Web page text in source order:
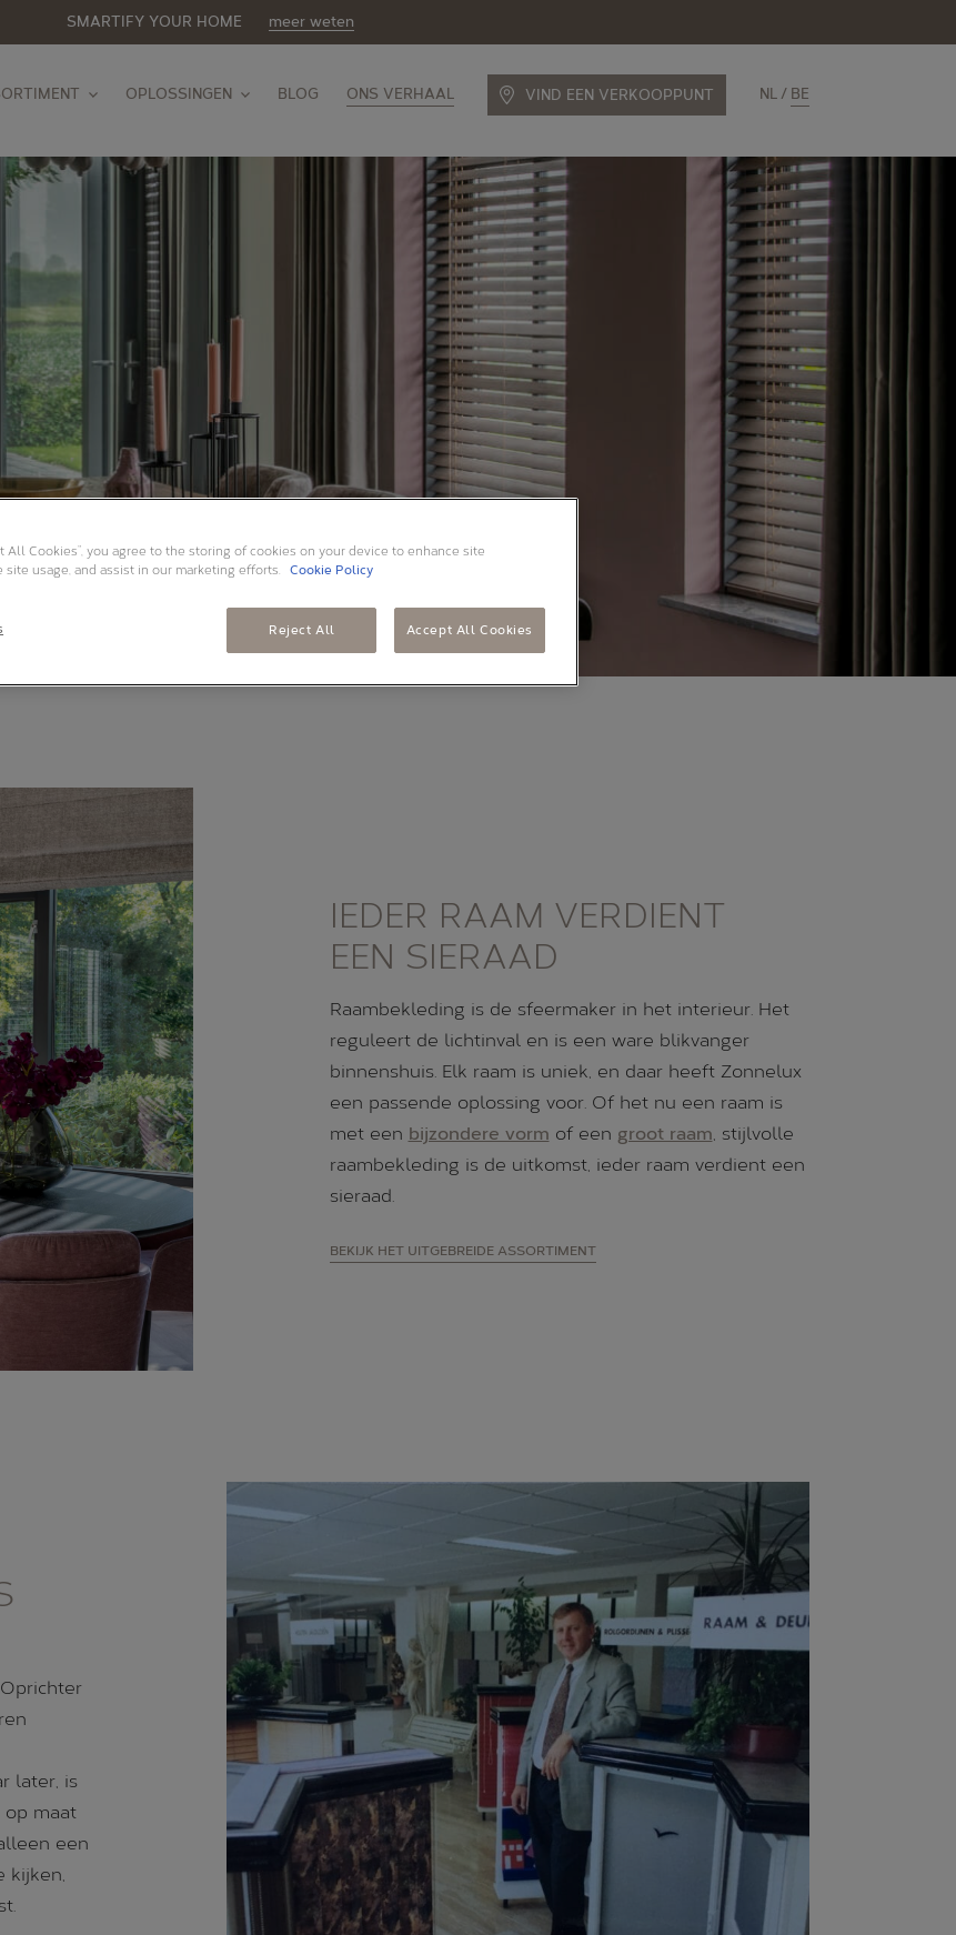
SMARTIFY YOUR HOME meer weten
OPLOSSINGEN BLOG ONS VERHAAL VIND EEN VERKOOPPUNT NL BE
IEDER RAAM VERDIENT
EEN SIERAAD
Raambekleding is de sfeermaker in het interieur. Het
reguleert de lichtinval en is een ware blikvanger
binnenshuis. Elk raam is uniek, en daar heeft Zonnelux
een passende oplossing voor. Of het nu een raam is
met een bijzondere vorm of een groot raam, stijlvolle
raambekleding is de uitkomst, ieder raam verdient een
sieraad.
BEKIJK HET UITGEBREIDE ASSORTIMENT
later, is
op maat
een
kijken,
All Cookies”, you agree to the storing of cookies on your device to enhance site
site usage, and assist in our marketing efforts.
Cookie Policy
Reject All Accept All Cookies